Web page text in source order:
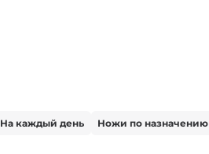
На каждый день Ножи по назначению